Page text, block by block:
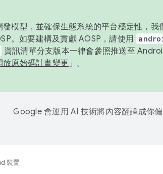
模型，並確保生態系統的平台穩定性，
。如要建構及貢獻 AOSP，請使用
資訊清單分支版本一律會參照推送至
原始碼計畫變更 」。
Google 會運用 AI 技術將內容翻譯成你偏
裝置